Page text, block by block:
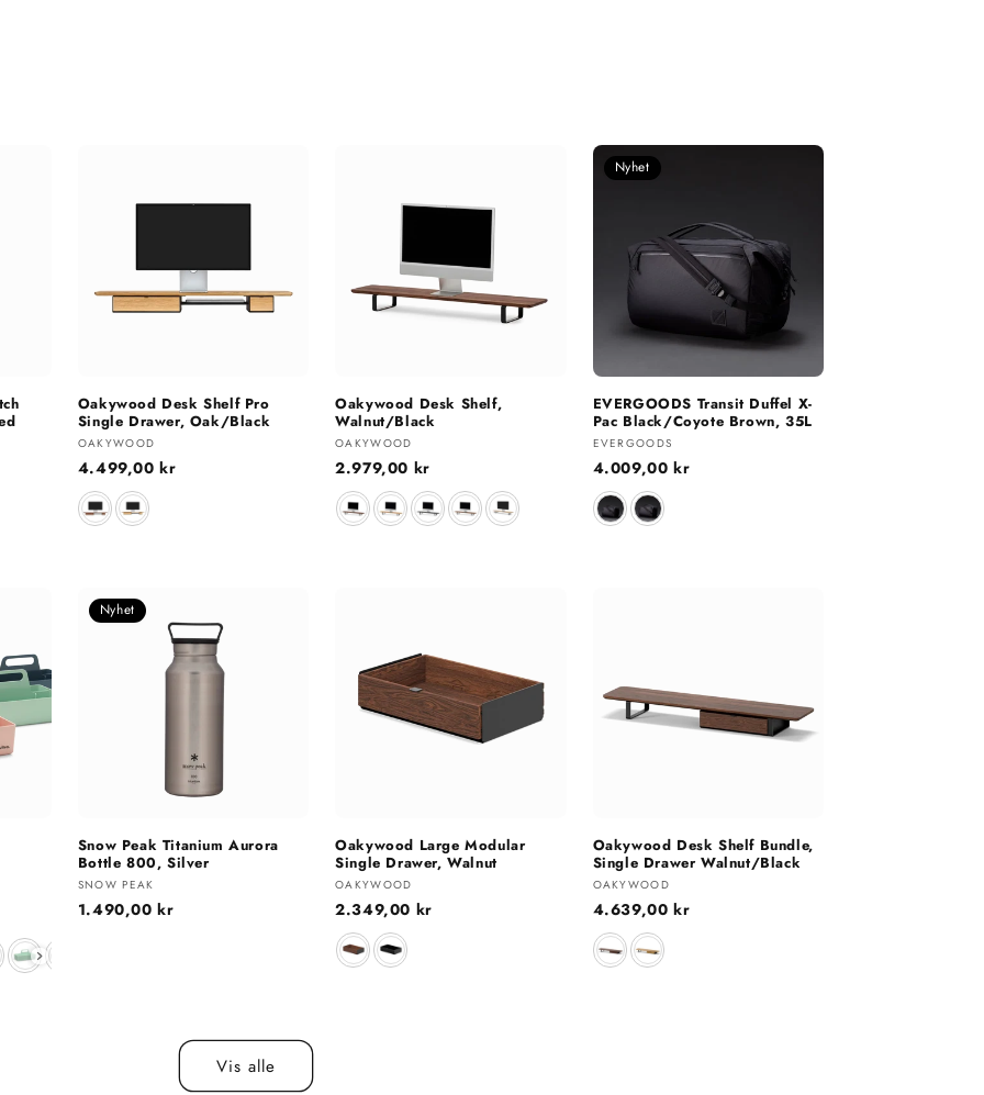
Oakywood Desk Shelf Pro
Single Drawer, Oak/Black
Selger:
OAKYWOOD
Vanlig
pris
4.499,00 kr
Materiale
Oakywood Desk Shelf,
Walnut/Black
Selger:
OAKYWOOD
Vanlig
pris
2.979,00 kr
Farge
Nyhet
EVERGOODS Transit Duffel X-
Pac Black/Coyote Brown, 35L
Selger:
EVERGOODS
Vanlig
pris
4.009,00 kr
Størrelse
Nyhet
Snow Peak Titanium Aurora
Bottle 800, Silver
Selger:
SNOW PEAK
Vanlig
1.490,00 kr
Oakywood Large Modular
Single Drawer, Walnut
Selger:
OAKYWOOD
Vanlig
pris
2.349,00 kr
Farge
Oakywood Desk Shelf Bundle,
Single Drawer Walnut/Black
Selger:
OAKYWOOD
Vanlig
pris
4.639,00 kr
Farge
Vis alle